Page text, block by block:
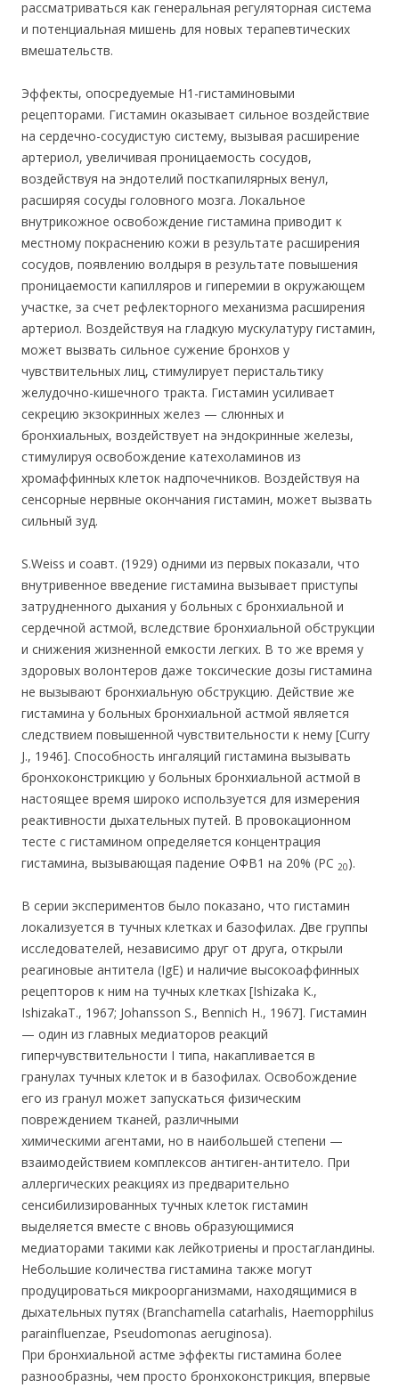
рассматриваться как генеральная регуляторная система
и потенциальная мишень для новых терапевтических
вмешательств.
Эффекты, опосредуемые Н1-гистаминовыми
рецепторами. Гистамин оказывает сильное воздействие
на сердечно-сосудистую систему, вызывая расширение
артериол, увеличивая проницаемость сосудов,
воздействуя на эндотелий посткапилярных венул,
расширяя сосуды головного мозга. Локальное
внутрикожное освобождение гистамина приводит к
местному покраснению кожи в результате расширения
сосудов, появлению волдыря в результате повышения
проницаемости капилляров и гиперемии в окружающем
участке, за счет рефлекторного механизма расширения
артериол. Воздействуя на гладкую мускулатуру гистамин,
может вызвать сильное сужение бронхов у
чувствительных лиц, стимулирует перистальтику
желудочно-кишечного тракта. Гистамин усиливает
секрецию экзокринных желез — слюнных и
бронхиальных, воздействует на эндокринные железы,
стимулируя освобождение катехоламинов из
хромаффинных клеток надпочечников. Воздействуя на
сенсорные нервные окончания гистамин, может вызвать
сильный зуд.
S.Weiss и соавт. (1929) одними из первых показали, что
внутривенное введение гистамина вызывает приступы
затрудненного дыхания у больных с бронхиальной и
сердечной астмой, вследствие бронхиальной обструкции
и снижения жизненной емкости легких. В то же время у
здоровых волонтеров даже токсические дозы гистамина
не вызывают бронхиальную обструкцию. Действие же
гистамина у больных бронхиальной астмой является
следствием повышенной чувствительности к нему [Curry
J., 1946]. Способность ингаляций гистамина вызывать
бронхоконстрикцию у больных бронхиальной астмой в
настоящее время широко используется для измерения
реактивности дыхательных путей. В провокационном
тесте с гистамином определяется концентрация
гистамина, вызывающая падение ОФВ1 на 20% (PC 20).
В серии экспериментов было показано, что гистамин
локализуется в тучных клетках и базофилах. Две группы
исследователей, независимо друг от друга, открыли
реагиновые антитела (IgE) и наличие высокоаффинных
рецепторов к ним на тучных клетках [Ishizaka К.,
IshizakaT., 1967; Johansson S., Bennich H., 1967]. Гистамин
— один из главных медиаторов реакций
гиперчувствительности I типа, накапливается в
гранулах тучных клеток и в базофилах. Освобождение
его из гранул может запускаться физическим
повреждением тканей, различными
химическими агентами, но в наибольшей степени —
взаимодействием комплексов антиген-антитело. При
аллергических реакциях из предварительно
сенсибилизированных тучных клеток гистамин
выделяется вместе с вновь образующимися
медиаторами такими как лейкотриены и простагландины.
Небольшие количества гистамина также могут
продуцироваться микроорганизмами, находящимися в
дыхательных путях (Branchamella catarhalis, Haemopphilus
parainfluenzae, Pseudomonas aeruginosa).
При бронхиальной астме эффекты гистамина более
разнообразны, чем просто бронхоконстрикция, впервые